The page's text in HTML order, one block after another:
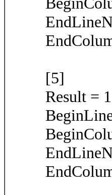
[5]
Result = 1